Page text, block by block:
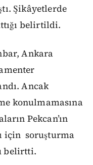
Şikâyetlerde
belirtildi.
Ankara
Ancak
konulmamasına
Pekcan’ın
için soruşturma
belirtti.